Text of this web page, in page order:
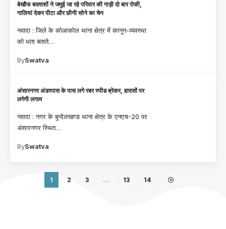
बेखौफ बदमाशों ने जमुई जा रहे परिवार की गाड़ी दो बार रोकी,
गालियां देकर पीटा और छीनी सोने का चेन
नवादा : जिले के कोआकोल थाना क्षेत्र में कानून-व्यवस्था
को धता बताते…
BySwatva
अंसारनगर अंडरपास के पास लगे रबर स्पीड ब्रेकर, हादसों पर
लगेगी लगाम
नवादा : नगर के बुन्देलखण्ड थाना क्षेत्र के एनएच-20 पर
अंसारनगर स्थित…
BySwatva
1 2 3 … 13 14